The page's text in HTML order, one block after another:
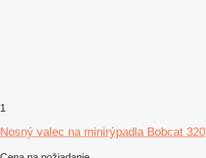
1
Nosný valec na minirýpadla Bobcat 320